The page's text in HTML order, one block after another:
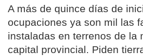
A más de quince días de
ocupaciones ya son mil las
instaladas en terrenos de la
capital provincial. Piden